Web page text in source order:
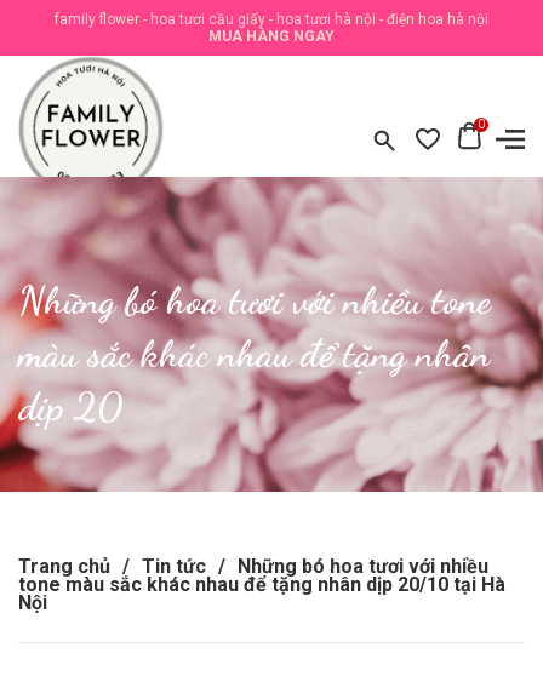
family flower - hoa tươi cầu giấy - hoa tươi hà nội - điện hoa hà nội
MUA HÀNG NGAY
0
Những bó hoa tươi với nhiều tone
màu sắc khác nhau để tặng nhân
dịp 20
Trang chủ / Tin tức / Những bó hoa tươi với nhiều
tone màu sắc khác nhau để tặng nhân dịp 20/10 tại Hà
Nội